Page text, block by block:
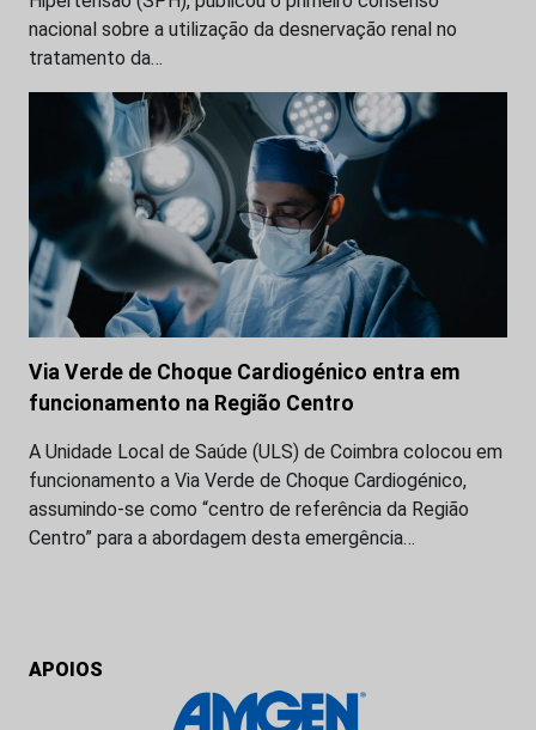
nacional sobre a utilização da desnervação renal no
tratamento da…
Via Verde de Choque Cardiogénico entra em
funcionamento na Região Centro
A Unidade Local de Saúde (ULS) de Coimbra colocou em
funcionamento a Via Verde de Choque Cardiogénico,
assumindo-se como “centro de referência da Região
Centro” para a abordagem desta emergência…
APOIOS